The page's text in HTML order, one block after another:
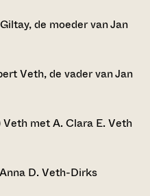
de moeder van Jan
Veth, de vader van Jan
met A. Clara E. Veth
D. Veth-Dirks